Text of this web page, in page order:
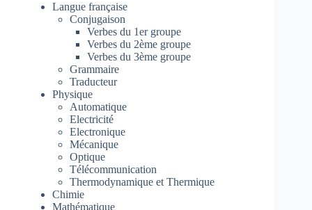
Langue française
Conjugaison
Verbes du 1er groupe
Verbes du 2ème groupe
Verbes du 3ème groupe
Grammaire
Traducteur
Physique
Automatique
Electricité
Electronique
Mécanique
Optique
Télécommunication
Thermodynamique et Thermique
Chimie
Mathématique